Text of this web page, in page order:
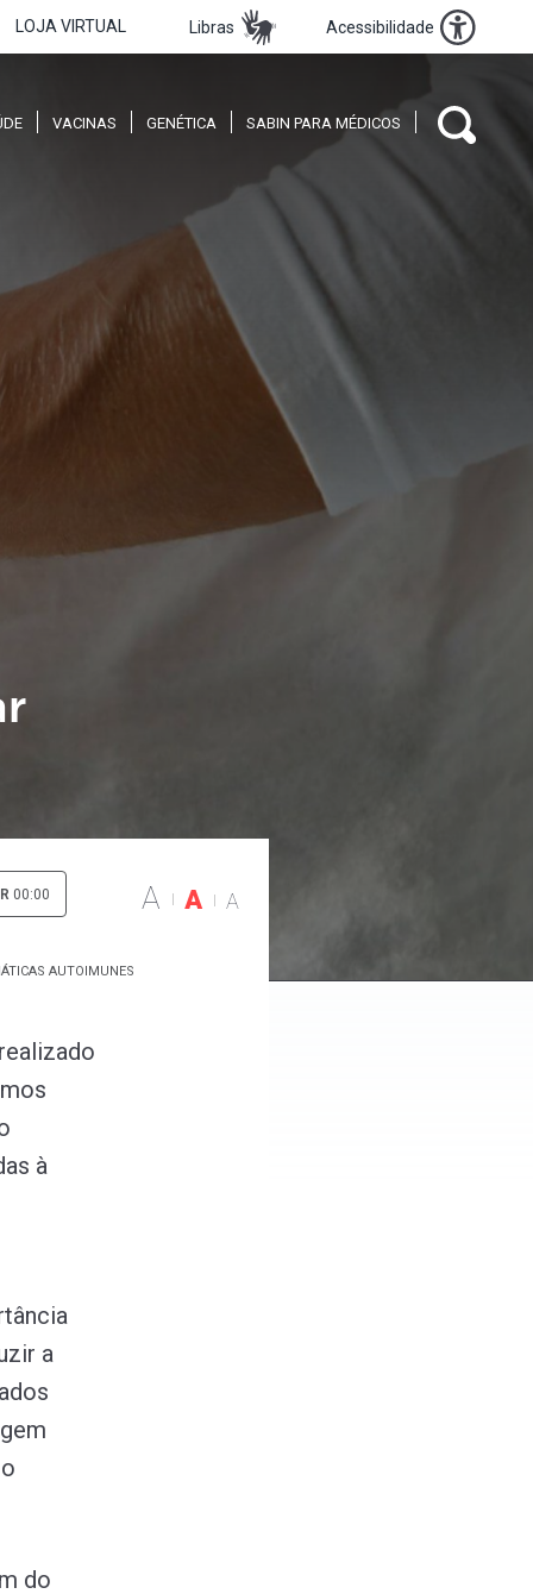
LOJA VIRTUAL Libras Acessibilidade
VACINAS GENÉTICA SABIN PARA MÉDICOS
AUTOIMUNES
00:00 A A A
à
a
do